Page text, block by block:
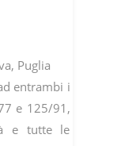
Puglia
entrambi i
e 125/91,
e tutte le